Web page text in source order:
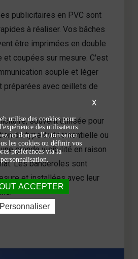
publicitaires en PVC sont
à réaliser. Vos bâches
être imprimées en double
et coupées sur mesure. C'est
souple et léger
préparées avec œillets de
souvent utilisée pour
de type événementielle ou
grande visibilité en raison
Les banderoles sont
et installées avec leur
X
utilise des cookies pour
des utilisateurs.
ici donner l'autorisation
les cookies ou définir vos
préférences via la
personnalisation.
ACCEPTER
Personnaliser